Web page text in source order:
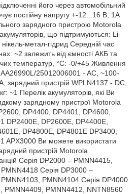
його через автомобільний
постійну напругу +-12...16 В, 1А
зарядного пристрою Motorola
що підтримуються: Li-
метал-гідрид Середній час
~2 залежить від ємності АКБ та
температур, °С: -0/+45 Живлення
25012006001 - AC, ~100-
зарядний пристрій WPLN4137 - DC,
~1 Перелік акумуляторів, які Ви
зарядному пристрої Motorola
DP4400, DP4401, DP4600,
DP2400E, DP2600E, DP4400E,
DP4800E, DP4801E DP3400,
APX3000 Ви можете використати
пристрій Motorola
Серія DP2000 – PMNN4415,
Серія DP3000 –
PMNN4104 Серія DP4000
PMNN4409, PMNN4412, NNTN8560